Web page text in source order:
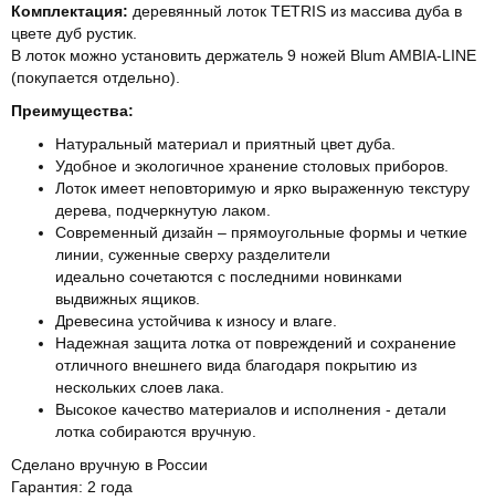
Комплектация: деревянный лоток TETRIS из массива дуба в
цвете дуб рустик.
В лоток можно установить держатель 9 ножей Blum AMBIA-LINE
(покупается отдельно).
Преимущества:
Натуральный материал и приятный цвет дуба.
Удобное и экологичное хранение столовых приборов.
Лоток имеет неповторимую и ярко выраженную текстуру
дерева, подчеркнутую лаком.
Современный дизайн – прямоугольные формы и четкие
линии, суженные сверху разделители
идеально сочетаются с последними новинками
выдвижных ящиков.
Древесина устойчива к износу и влаге.
Надежная защита лотка от повреждений и сохранение
отличного внешнего вида благодаря покрытию из
нескольких слоев лака.
Высокое качество материалов и исполнения - детали
лотка собираются вручную.
Сделано вручную в России
Гарантия: 2 года